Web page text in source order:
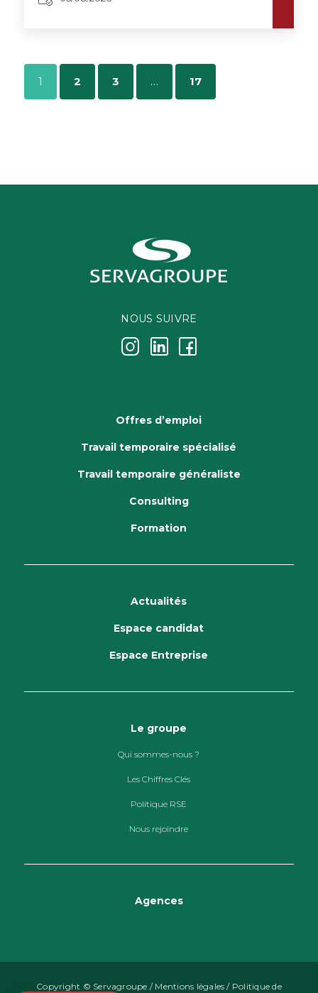
1 2 3 … 17
NOUS SUIVRE
j k i
Offres d’emploi
Travail temporaire spécialisé
Travail temporaire généraliste
Consulting
Formation
Actualités
Espace candidat
Espace Entreprise
Le groupe
Qui sommes-nous ?
Les Chiffres Clés
Politique RSE
Nous rejoindre
Agences
Copyright © Servagroupe / Mentions légales / Politique de